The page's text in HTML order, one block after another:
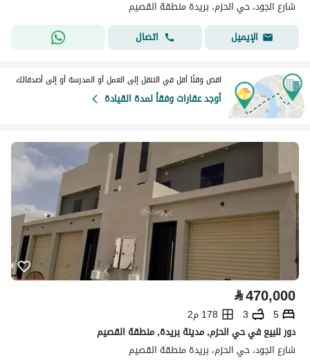
شارع الجود، حي الحزم، بريدة منطقة القصيم
الإيميل
اتصال
اقض وقتًا أقل في التنقل إلى العمل أو المدرسة أو إلى أصدقائك
أوجد عقارات وفقاً لمدة القيادة
⃁470,000
5
3
178 م2
دور للبيع في حي الحزم, مدينة بريدة, منطقة القصيم
شارع الجود، حي الحزم، بريدة منطقة القصيم